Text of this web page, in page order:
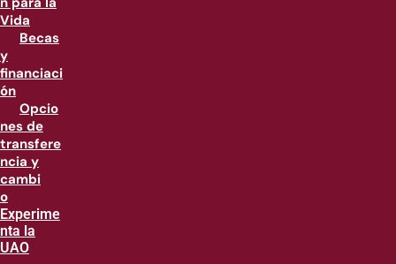
Vida
Becas
y
financiaci
ón
Opcio
nes de
transfere
ncia y
cambi
o
Experime
nta la
UAO